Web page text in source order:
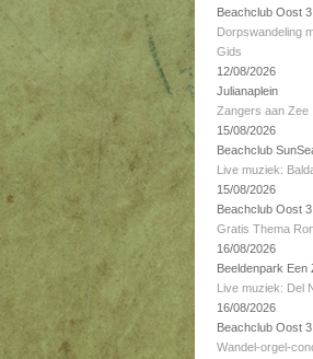
Beachclub Oost 3
Dorpswandeling
Gids
12/08/2026
Julianaplein
Zangers aan Zee
15/08/2026
Beachclub
Live muziek:
15/08/2026
Beachclub Oost 3
Gratis Thema
16/08/2026
Beeldenpark Een
Live muziek: Del
16/08/2026
Beachclub Oost 3
Wandel-orgel-